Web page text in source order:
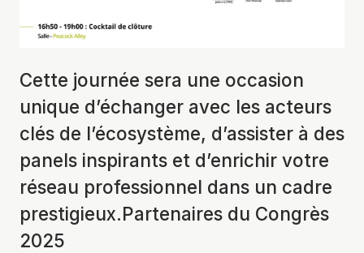
Cette journée sera une occasion
unique d’échanger avec les acteurs
clés de l’écosystème, d’assister à des
panels inspirants et d’enrichir votre
réseau professionnel dans un cadre
prestigieux.Partenaires du Congrès
2025